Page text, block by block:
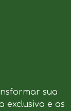
sua
exclusiva e as